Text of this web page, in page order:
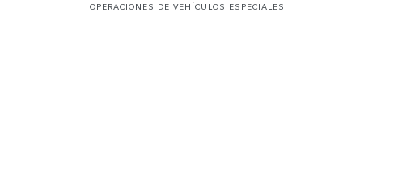
OPERACIONES DE VEHÍCULOS ESPECIALES